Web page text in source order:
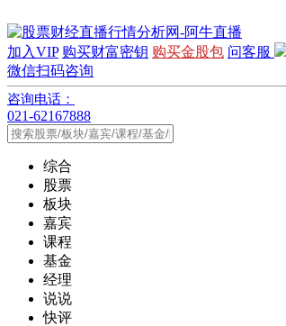
加入VIP 购买财富密钥 购买金股包 问客服
微信扫码咨询
咨询电话：
021-62167888
综合
股票
板块
嘉宾
课程
基金
经理
说说
快评